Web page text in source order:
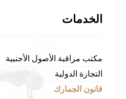
الخدمات
مكتب مراقبة الأصول الأجنبية
التجارة الدولية
قانون الجمارك